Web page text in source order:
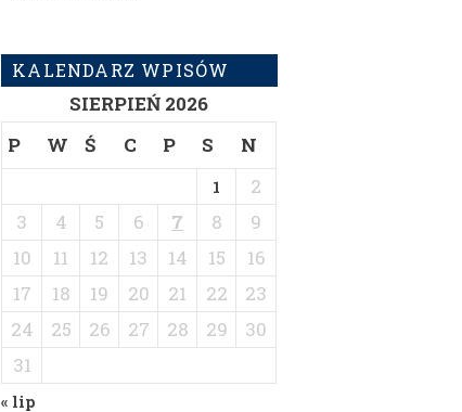
KALENDARZ WPISÓW
SIERPIEŃ 2026
P
W Ś C P S N
1
2
3
4 5 6 7 8
9
10
11 12 13 14 15
16
17
18 19 20 21 22
23
24
25 26 27 28 29
30
31
« lip